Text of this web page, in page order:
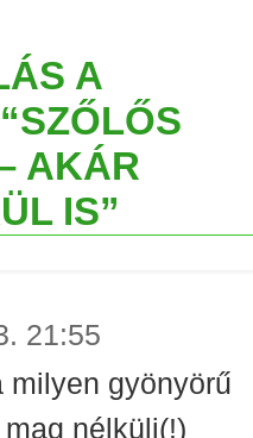
A
AKÁR
IS”
21:55
milyen gyönyörű
nélküli(!)